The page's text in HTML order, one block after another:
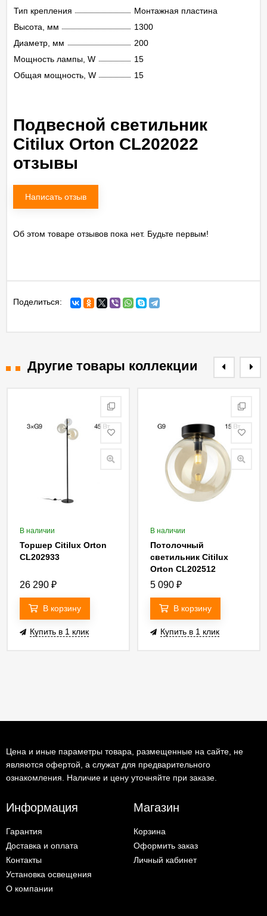
Тип крепления
Монтажная пластина
Высота, мм
1300
Диаметр, мм
200
Мощность лампы, W
15
Общая мощность, W
15
Подвесной светильник
Citilux Orton CL202022
отзывы
Написать отзыв
Об этом товаре отзывов пока нет. Будьте первым!
Поделиться:
Другие товары коллекции
В наличии
Торшер Citilux Orton
CL202933
26 290 ₽
В корзину
Купить в 1 клик
В наличии
Потолочный
светильник Citilux
Orton CL202512
5 090 ₽
В корзину
Купить в 1 клик
Цена и иные параметры товара, размещенные на сайте, не
являются офертой, а служат для предварительного
ознакомления. Наличие и цену уточняйте при заказе.
Информация
Гарантия
Доставка и оплата
Контакты
Установка освещения
О компании
Магазин
Корзина
Оформить заказ
Личный кабинет